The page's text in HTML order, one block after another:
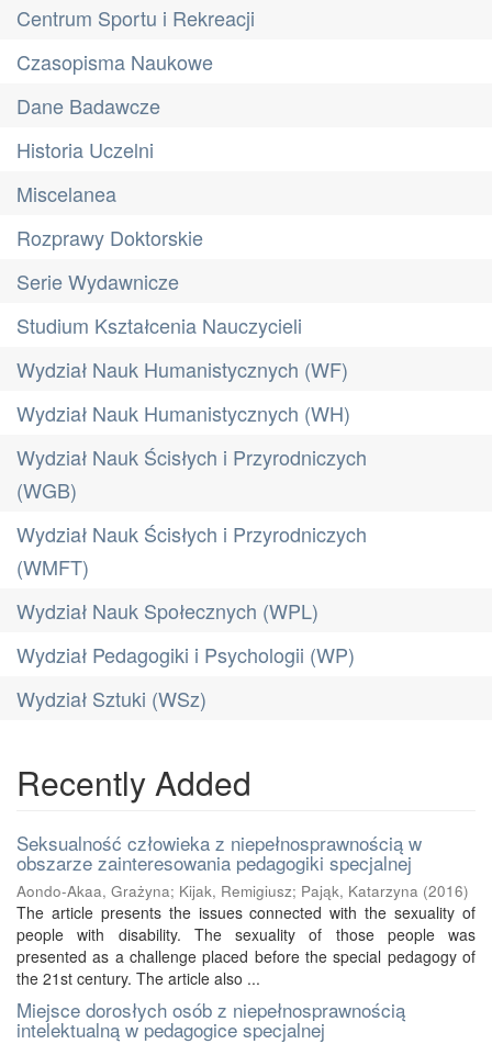
Centrum Sportu i Rekreacji
Czasopisma Naukowe
Dane Badawcze
Historia Uczelni
Miscelanea
Rozprawy Doktorskie
Serie Wydawnicze
Studium Kształcenia Nauczycieli
Wydział Nauk Humanistycznych (WF)
Wydział Nauk Humanistycznych (WH)
Wydział Nauk Ścisłych i Przyrodniczych
(WGB)
Wydział Nauk Ścisłych i Przyrodniczych
(WMFT)
Wydział Nauk Społecznych (WPL)
Wydział Pedagogiki i Psychologii (WP)
Wydział Sztuki (WSz)
Recently Added
Seksualność człowieka z niepełnosprawnością w
obszarze zainteresowania pedagogiki specjalnej
Aondo-Akaa, Grażyna; Kijak, Remigiusz; Pająk, Katarzyna (2016)
The article presents the issues connected with the sexuality of
people with disability. The sexuality of those people was
presented as a challenge placed before the special pedagogy of
the 21st century. The article also ...
Miejsce dorosłych osób z niepełnosprawnością
intelektualną w pedagogice specjalnej